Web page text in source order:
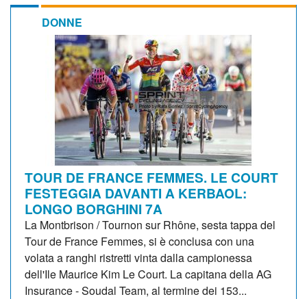
DONNE
TOUR DE FRANCE FEMMES. LE COURT
FESTEGGIA DAVANTI A KERBAOL:
LONGO BORGHINI 7A
La Montbrison / Tournon sur Rhône, sesta tappa del
Tour de France Femmes, si è conclusa con una
volata a ranghi ristretti vinta dalla campionessa
dell'Ile Maurice Kim Le Court. La capitana della AG
Insurance - Soudal Team, al termine dei 153...